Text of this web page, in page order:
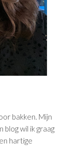
bakken. Mijn
blog wil ik graag
hartige